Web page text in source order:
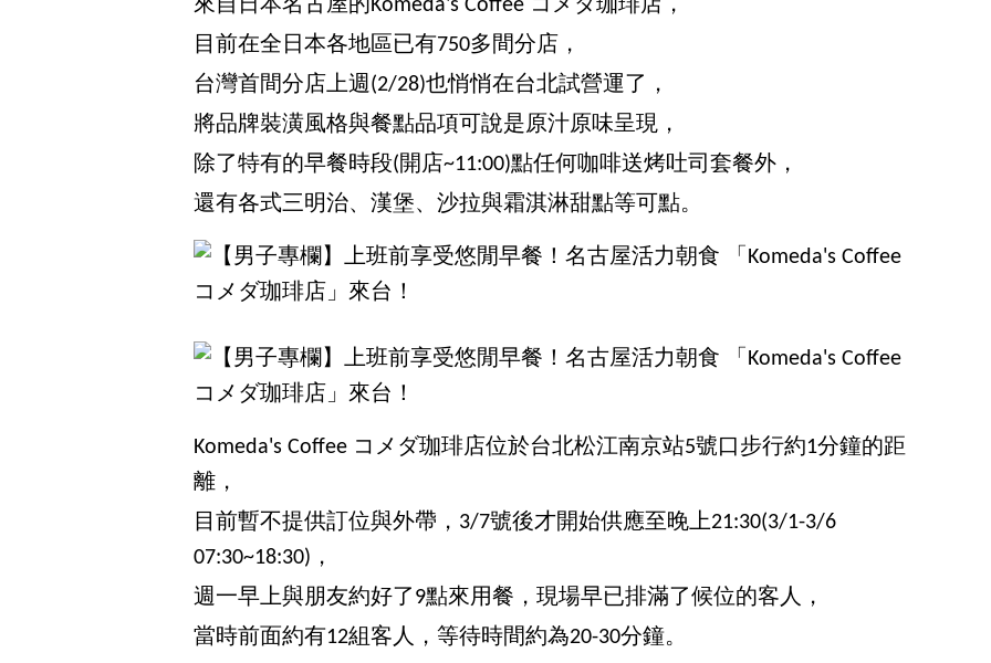
來自日本名古屋的Komeda's Coffee コメダ珈琲店，
目前在全日本各地區已有750多間分店，
台灣首間分店上週(2/28)也悄悄在台北試營運了，
將品牌裝潢風格與餐點品項可說是原汁原味呈現，
除了特有的早餐時段(開店~11:00)點任何咖啡送烤吐司套餐外，
還有各式三明治、漢堡、沙拉與霜淇淋甜點等可點。
Komeda's Coffee コメダ珈琲店位於台北松江南京站5號口步行約1分鐘的距
離，
目前暫不提供訂位與外帶，3/7號後才開始供應至晚上21:30(3/1-3/6
07:30~18:30)，
週一早上與朋友約好了9點來用餐，現場早已排滿了候位的客人，
當時前面約有12組客人，等待時間約為20-30分鐘。